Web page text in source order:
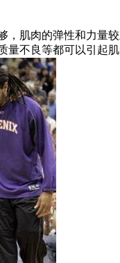
肌肉的弹性和力量
不良等都可以引起肌